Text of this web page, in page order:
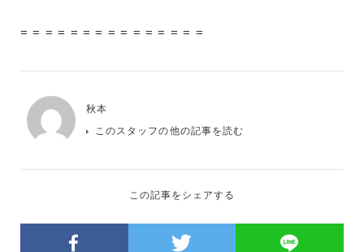
= = = = = = = = = = = = = = =
秋本
このスタッフの他の記事を読む
この記事をシェアする